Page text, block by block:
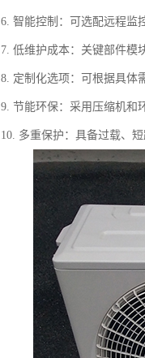
6. 智能控制：可选配远程监
7. 低维护成本：关键部件模
8. 定制化选项：可根据具体
9. 节能环保：采用压缩机和
10. 多重保护：具备过载、